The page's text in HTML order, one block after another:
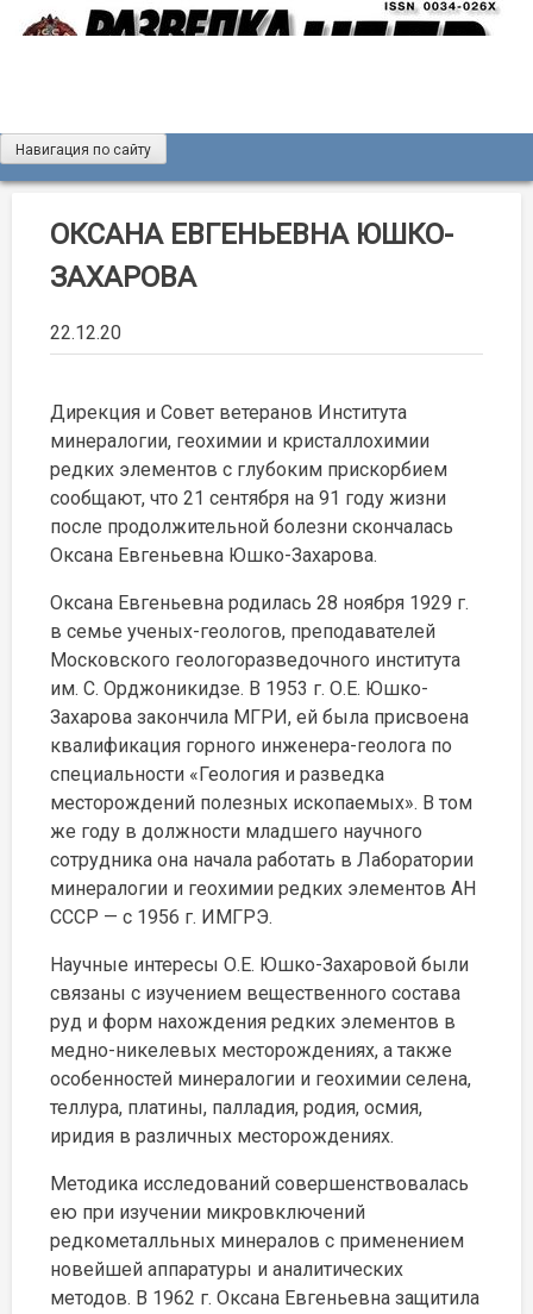
Журнал «Разведка и охрана недр»
Мы рады вас приветствовать на сайте журнала «Разведка
и охрана недр»
Навигация по сайту
ОКСАНА ЕВГЕНЬЕВНА ЮШКО-
ЗАХАРОВА
22.12.20
Дирекция и Совет ветеранов Института
минералогии, геохимии и кристаллохимии
редких элементов с глубоким прискорбием
сообщают, что 21 сентября на 91 году жизни
после продолжительной болезни скончалась
Оксана Евгеньевна Юшко-Захарова.
Оксана Евгеньевна родилась 28 ноября 1929 г.
в семье ученых-геологов, преподавателей
Московского геологоразведочного института
им. С. Орджоникидзе. В 1953 г. О.Е. Юшко-
Захарова закончила МГРИ, ей была присвоена
квалификация горного инженера-геолога по
специальности «Геология и разведка
месторождений полезных ископаемых». В том
же году в должности младшего научного
сотрудника она начала работать в Лаборатории
минералогии и геохимии редких элементов АН
СССР — с 1956 г. ИМГРЭ.
Научные интересы О.Е. Юшко-Захаровой были
связаны с изучением вещественного состава
руд и форм нахождения редких элементов в
медно-никелевых месторождениях, а также
особенностей минералогии и геохимии селена,
теллура, платины, палладия, родия, осмия,
иридия в различных месторождениях.
Методика исследований совершенствовалась
ею при изучении микровключений
редкометалльных минералов с применением
новейшей аппаратуры и аналитических
методов. В 1962 г. Оксана Евгеньевна защитила